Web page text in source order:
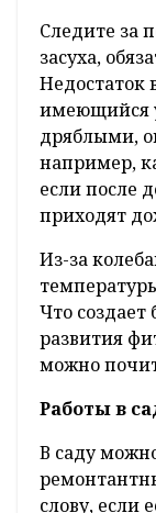
Следите за
засуха,
Недостаток
имеющийся
дряблыми,
например,
если после
приходят
Из-за
Что создает
развития
можно
Работы в
В саду
слову, если